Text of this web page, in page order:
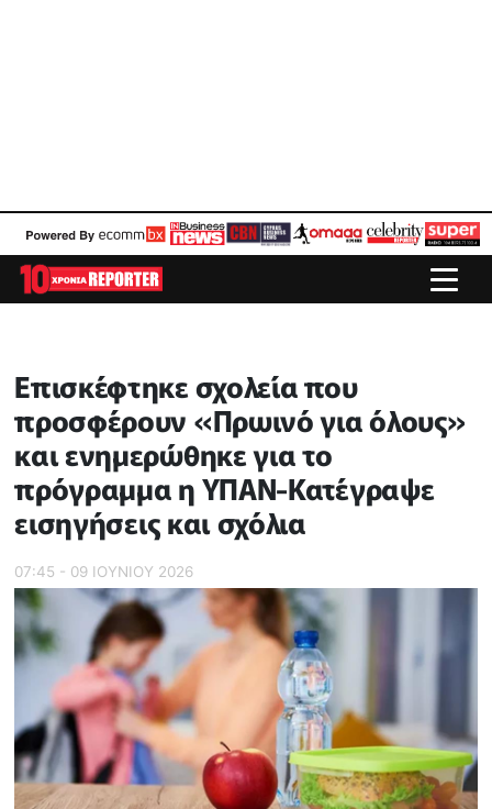
Επισκέφτηκε σχολεία που
προσφέρουν «Πρωινό για όλους»
και ενημερώθηκε για το
πρόγραμμα η ΥΠΑΝ-Κατέγραψε
εισηγήσεις και σχόλια
07:45 - 09 ΙΟΥΝΙΟΥ 2026